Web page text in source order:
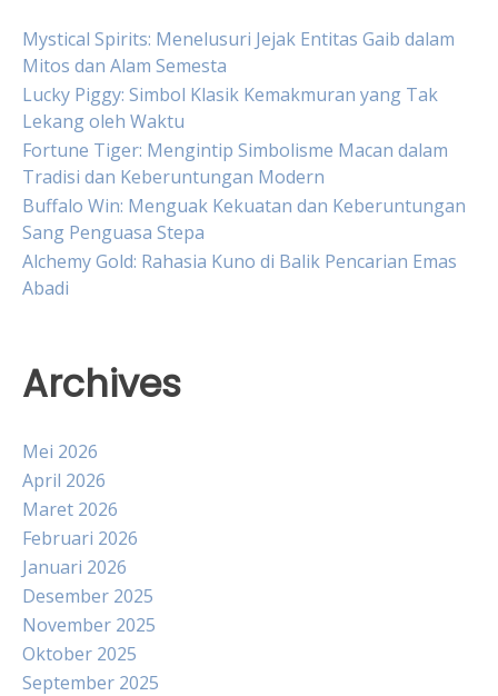
Mystical Spirits: Menelusuri Jejak Entitas Gaib dalam
Mitos dan Alam Semesta
Lucky Piggy: Simbol Klasik Kemakmuran yang Tak
Lekang oleh Waktu
Fortune Tiger: Mengintip Simbolisme Macan dalam
Tradisi dan Keberuntungan Modern
Buffalo Win: Menguak Kekuatan dan Keberuntungan
Sang Penguasa Stepa
Alchemy Gold: Rahasia Kuno di Balik Pencarian Emas
Abadi
Archives
Mei 2026
April 2026
Maret 2026
Februari 2026
Januari 2026
Desember 2025
November 2025
Oktober 2025
September 2025